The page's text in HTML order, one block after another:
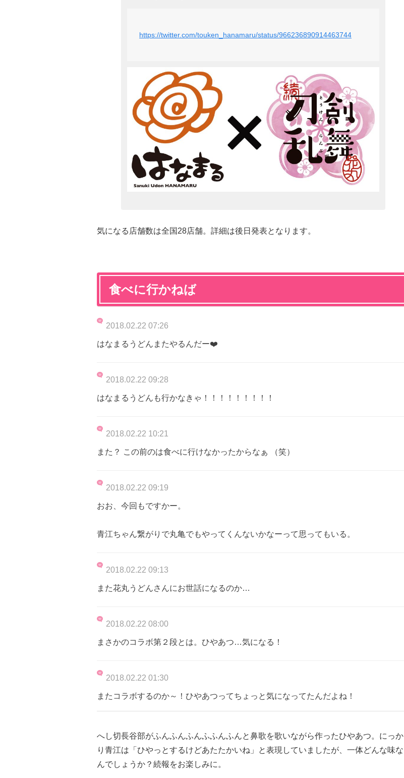
https://twitter.com/touken_hanamaru/status/966236890914463744
気になる店舗数は全国28店舗。詳細は後日発表となります。
食べに行かねば
2018.02.22 07:26
はなまるうどんまたやるんだー❤️
2018.02.22 09:28
はなまるうどんも行かなきゃ！！！！！！！！！
2018.02.22 10:21
また？ この前のは食べに行けなかったからなぁ （笑）
2018.02.22 09:19
おお、今回もですかー。
青江ちゃん繋がりで丸亀でもやってくんないかなーって思ってもいる。
2018.02.22 09:13
また花丸うどんさんにお世話になるのか…
2018.02.22 08:00
まさかのコラボ第２段とは。ひやあつ…気になる！
2018.02.22 01:30
またコラボするのか～！ひやあつってちょっと気になってたんだよね！
へし切長谷部がふんふんふんふふんふんと鼻歌を歌いながら作ったひやあつ。にっか
り青江は「ひやっとするけどあたたかいね」と表現していましたが、一体どんな味な
んでしょうか？続報をお楽しみに。